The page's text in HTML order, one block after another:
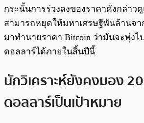
กระนั้นการร่วงลงของราคาดังกล่าว
สามารถหยุดให้มหาเศรษฐีพันล้านจา
มาทำนายราคา Bitcoin ว่ามันจะพุ่งไ
ดอลลาร์ได้ภายในสิ้นปีนี้
นักวิเคราะห์ยังคงมอง
ดอลลาร์เป็นเป้าหมาย